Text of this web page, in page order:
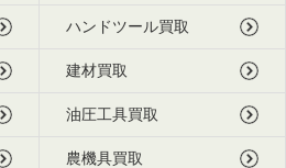
ハンドツール買取
建材買取
油圧工具買取
農機具買取